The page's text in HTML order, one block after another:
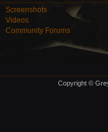
Screenshots
Videos
Community Forums
Copyright ©